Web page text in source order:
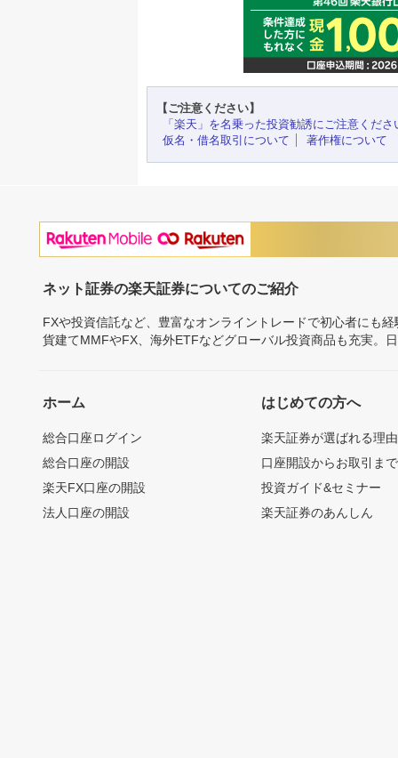
【ご注意ください】
「楽天」を名乗った投資勧誘にご注意くださ
仮名・借名取引について
著作権について
ネット証券の楽天証券についてのご紹介
FXや投資信託など、豊富なオンライントレードで初心者にも
貨建てMMFやFX、海外ETFなどグローバル投資商品も充実。
ホーム
総合口座ログイン
総合口座の開設
楽天FX口座の開設
法人口座の開設
はじめての方へ
楽天証券が選ばれる理由
口座開設からお取引ま
投資ガイド&セミナー
楽天証券のあんしん